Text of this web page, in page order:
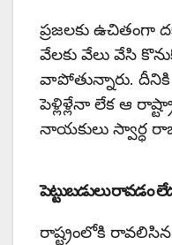
ప్రజలకు ఉచితంగా
వేలకు వేలు వేసి
వాపోతున్నారు.
పెళ్లిళ్లేనా లేక ఆ
నాయకులు స్వార్ధ
పెట్టుబడులు రావడం
రాష్ట్రంలోకి రావలిసిన